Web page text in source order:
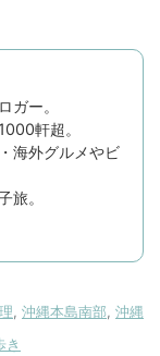
ガー。
軒超。
海外グルメやビ
旅。
, 沖縄本島南部, 沖縄
き